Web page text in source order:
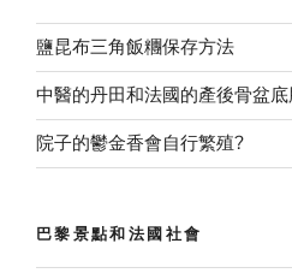
鹽昆布三角飯糰保存方法
中醫的丹田和法國的產後骨盆
院子的鬱金香會自行繁殖?
巴黎景點和法國社會